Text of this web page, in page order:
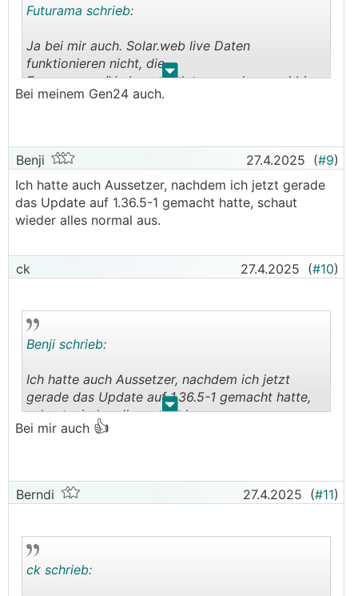
. .
Futurama schrieb:
Ja bei mir auch. Solar.web live Daten
funktionieren nicht, die
Erzeugungs-/Verbrauchsdaten wurden grad bis
8:20 aktualisiert.
Bei meinem Gen24 auch.
Benji 27.4.2025 (#9)
Ich hatte auch Aussetzer, nachdem ich jetzt gerade
das Update auf 1.36.5-1 gemacht hatte, schaut
wieder alles normal aus.
ck 27.4.2025 (#10)
. .
Benji schrieb:
Ich hatte auch Aussetzer, nachdem ich jetzt
gerade das Update auf 1.36.5-1 gemacht hatte,
schaut wieder alles normal aus.
Bei mir auch 👍
Berndi 27.4.2025 (#11)
ck schrieb: